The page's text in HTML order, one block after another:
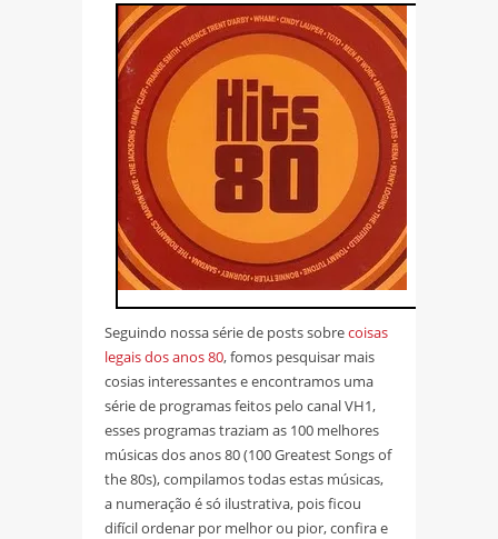
Seguindo nossa série de posts sobrecoisas
legais dos anos 80, fomos pesquisar mais
cosias interessantes e encontramos uma
série de programas feitos pelo canal VH1,
esses programas traziam as 100 melhores
músicas dos anos 80 (100 Greatest Songs of
the 80s), compilamos todas estas músicas,
a numeração é só ilustrativa, pois ficou
difícil ordenar por melhor ou pior, confira e